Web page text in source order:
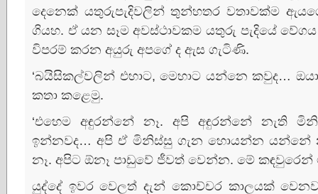
දෙනෙක්‌ යතුරුපැදිවලින් තුන්හතර වතාවක්‌ම
ගියහ. ඒ යන සෑම අවස්‌ථාවකම යතුරු පැදියේ
විපරම් කරන අයුරු අපගේ ද ඇස ගැටිණි.
‘බයිසිකල්වලින් එහාට, මෙහාට යන්නෙ කවුද…
කතා කළෙමු.
‘එහෙම අඳුරන්නේ නෑ. අපි අඳුරන්නේ නැති
ඉන්නවද… අපි ඒ මිනිස්‌සු ගැන හොයන්න යන්නේ
නෑ. අපිට ඕනෑ පාඩුවේ ජීවත් වෙන්න. මේ
යුද්දේ ඉවර වෙලත් දැන් කොච්චර කාලයක්‌